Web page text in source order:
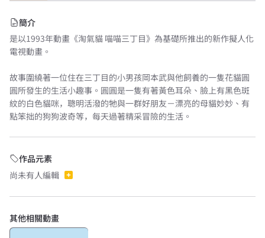
簡介
是以1993年動畫《淘氣貓 喵喵三丁目》為基礎所推出的新作擬人化
電視動畫。
故事圍繞著一位住在三丁目的小男孩岡本武與他飼養的一隻花貓圓
圓所發生的生活小趣事。圓圓是一隻有著黃色耳朵、臉上有黑色斑
紋的白色貓咪，聰明活潑的牠與一群好朋友－漂亮的母貓妙妙、有
點笨拙的狗狗波奇等，每天過著精采冒險的生活。
作品元素
尚未有人編輯
其他相關動畫